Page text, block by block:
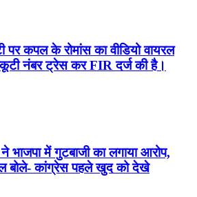
पर कपल के रोमांस का वीडियो वायरल
नंबर ट्रेस कर FIR दर्ज की है।
भाजपा में गुटबाजी का लगाया आरोप,
बोले- कांग्रेस पहले खुद को देखे